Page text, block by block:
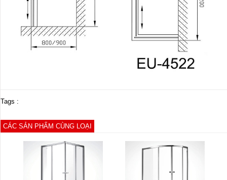
Tags :
CÁC SẢN PHẨM CÙNG LOẠI